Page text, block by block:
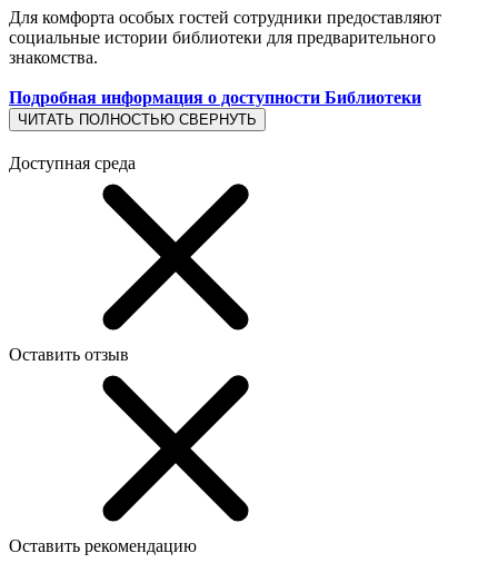
Для комфорта особых гостей сотрудники предоставляют
социальные истории библиотеки для предварительного
знакомства.
Подробная информация о доступности Библиотеки
ЧИТАТЬ ПОЛНОСТЬЮ СВЕРНУТЬ
Доступная среда
Оставить отзыв
Оставить рекомендацию